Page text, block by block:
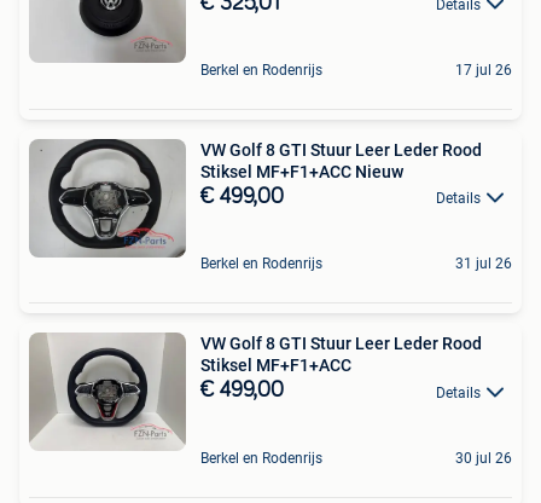
Details
Berkel en Rodenrijs 17 jul 26
VW Golf 8 GTI Stuur Leer Leder Rood
Stiksel MF+F1+ACC Nieuw
€ 499,00 Details
Berkel en Rodenrijs 31 jul 26
VW Golf 8 GTI Stuur Leer Leder Rood
Stiksel MF+F1+ACC
€ 499,00 Details
Berkel en Rodenrijs 30 jul 26